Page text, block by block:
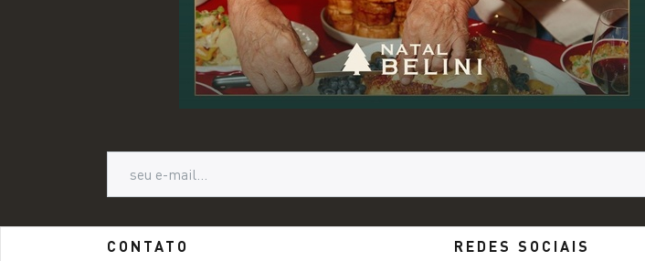
CONTATO REDES SOCIAIS